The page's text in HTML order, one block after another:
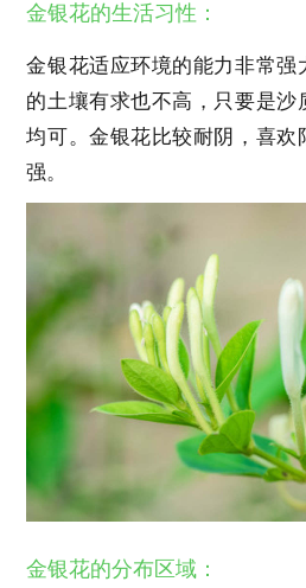
金银花的生活习性：
金银花适应环境的能力非常强
的土壤有求也不高，只要是沙
均可。金银花比较耐阴，喜欢
强。
金银花的分布区域：